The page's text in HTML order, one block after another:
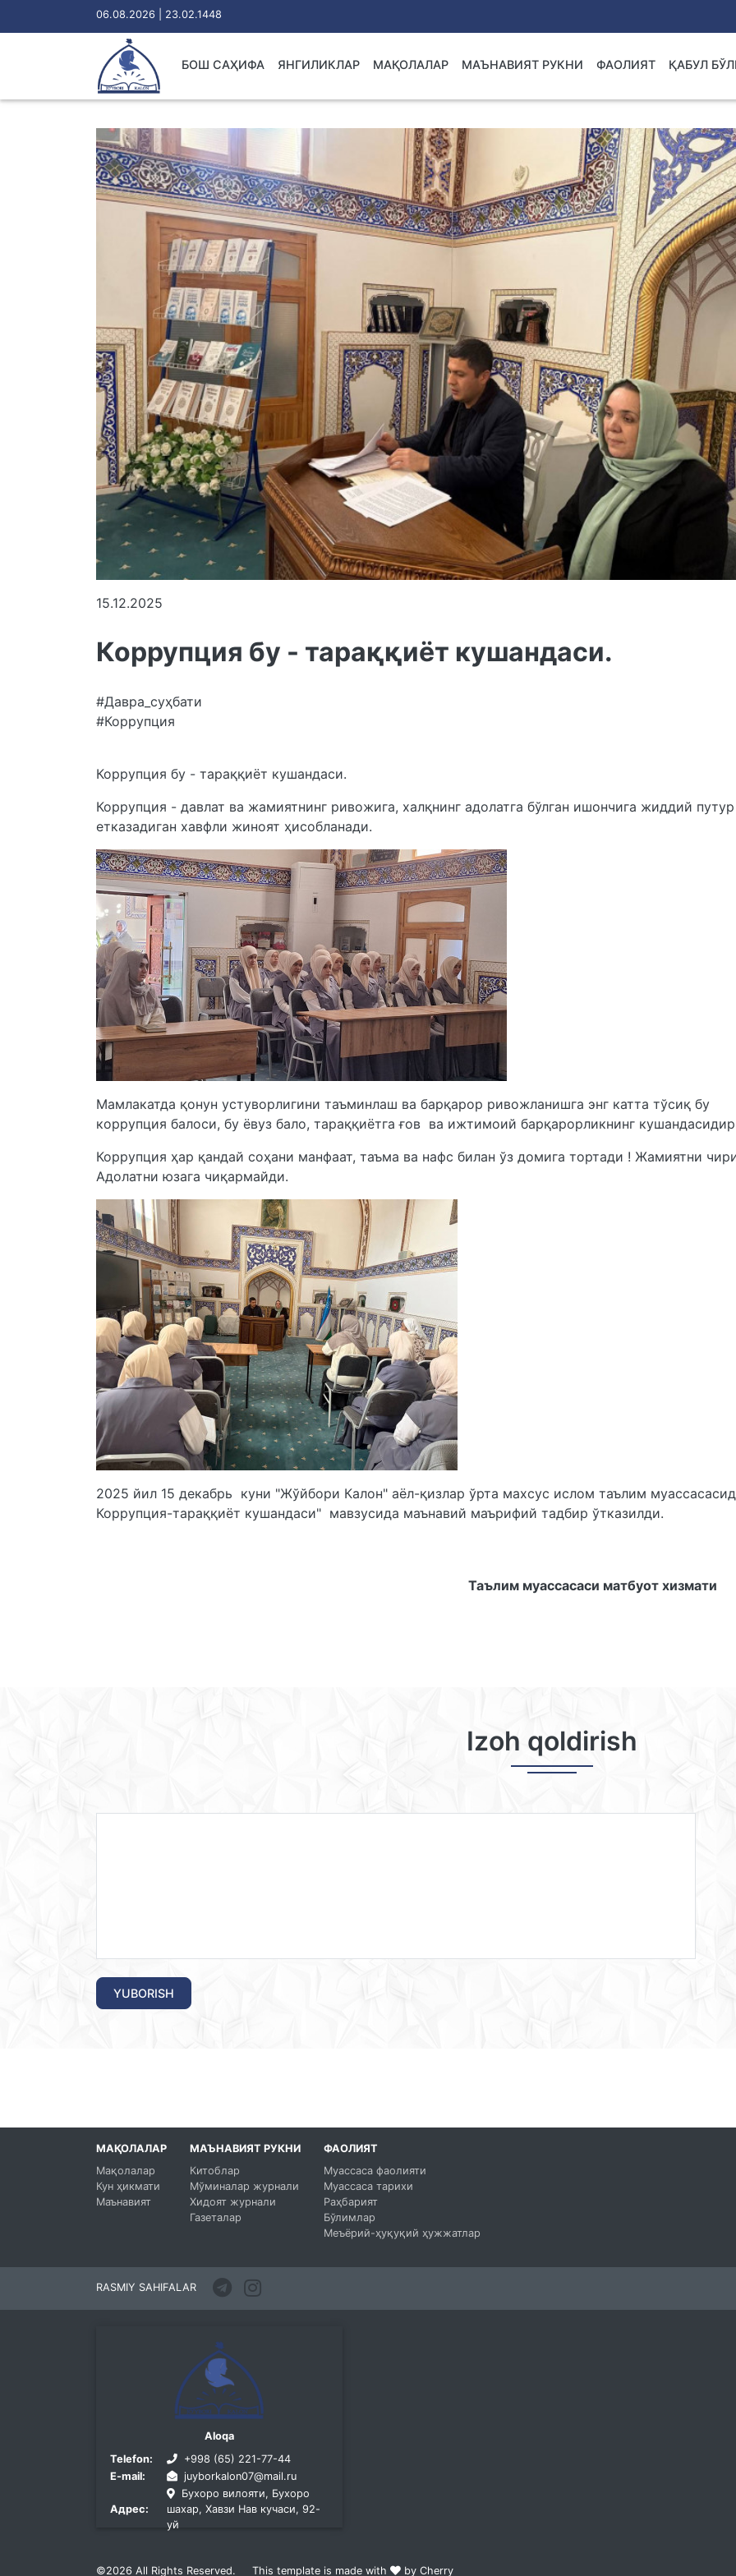
06.08.2026 | 23.02.1448
БОШ САҲИФА ЯНГИЛИКЛАР МАҚОЛАЛАР МАЪНАВИЯТ РУКНИ ФАОЛИЯТ ҚАБУЛ
15.12.2025
Коррупция бу - тараққиёт кушандаси.
#Давра_суҳбати
#Коррупция
Коррупция бу - тараққиёт кушандаси.
Коррупция - давлат ва жамиятнинг ривожига, халқнинг адолатга бўлган ишончига жиддий путур
етказадиган хавфли жиноят ҳисобланади.
Мамлакатда қонун устуворлигини таъминлаш ва барқарор ривожланишга энг катта тўсиқ бу
коррупция балоси, бу ёвуз бало, тараққиётга ғов ва ижтимоий барқарорликнинг
Коррупция ҳар қандай соҳани манфаат, таъма ва нафс билан ўз домига тортади ! Жамиятни
Адолатни юзага чиқармайди.
2025 йил 15 декабрь куни "Жўйбори Калон" аёл-қизлар ўрта махсус ислом таълим
Коррупция-тараққиёт кушандаси" мавзусида маънавий маърифий тадбир ўтказилди.
Таълим муассасаси матбуот хизмати
Izoh qoldirish
YUBORISH
МАҚОЛАЛАР
Мақолалар
Кун ҳикмати
Маънавият
МАЪНАВИЯТ РУКНИ
Китоблар
Мўминалар журнали
Хидоят журнали
Газеталар
ФАОЛИЯТ
Муассаса фаолияти
Муассаса тарихи
Раҳбарият
Бўлимлар
Меъёрий-ҳуқуқий ҳужжатлар
RASMIY SAHIFALAR
Aloqa
Telefon:
+998 (65) 221-77-44
E-mail:
juyborkalon07@mail.ru
Адрес:
Бухоро вилояти, Бухоро
шахар, Хавзи Нав кучаси, 92-
уй
©2026 All Rights Reserved. This template is made with by Cherry